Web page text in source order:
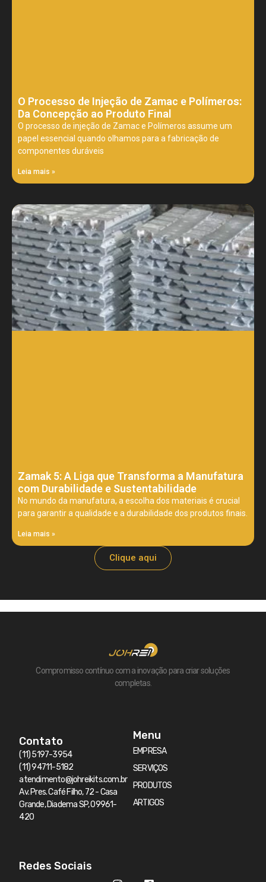
O Processo de Injeção de Zamac e Polímeros:
Da Concepção ao Produto Final
O processo de injeção de Zamac e Polímeros assume um
papel essencial quando olhamos para a fabricação de
componentes duráveis
Leia mais »
Zamak 5: A Liga que Transforma a Manufatura
com Durabilidade e Sustentabilidade
No mundo da manufatura, a escolha dos materiais é crucial
para garantir a qualidade e a durabilidade dos produtos finais.
Leia mais »
Clique aqui
Compromisso contínuo com a inovação para criar soluções
completas.
Contato
(11) 5197-3954
(11) 94711-5182
atendimento@johreikits.com.br
Av. Pres. Café Filho, 72 - Casa
Grande, Diadema SP, 09961-
420
Menu
EMPRESA
SERVIÇOS
PRODUTOS
ARTIGOS
Redes Sociais